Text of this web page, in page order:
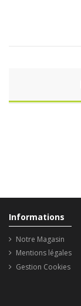
Informations
Notre Magasin
Mentions légales
Gestion Cookies